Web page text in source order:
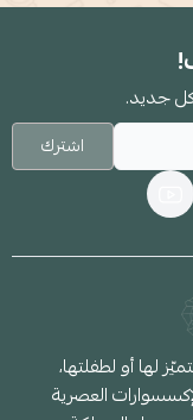
كل جديد.
اشترك
لها أو لطفلتها،
لصناعة الإكسسوارات العصرية